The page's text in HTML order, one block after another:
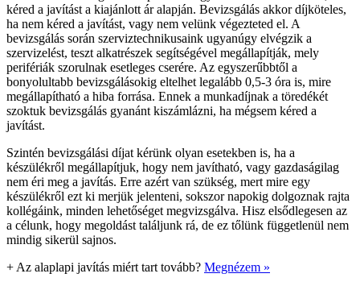
kéred a javítást a kiajánlott ár alapján. Bevizsgálás akkor díjköteles,
ha nem kéred a javítást, vagy nem velünk végezteted el. A
bevizsgálás során szerviztechnikusaink ugyanúgy elvégzik a
szervizelést, teszt alkatrészek segítségével megállapítják, mely
perifériák szorulnak esetleges cserére. Az egyszerűbbtől a
bonyolultabb bevizsgálásokig eltelhet legalább 0,5-3 óra is, mire
megállapítható a hiba forrása. Ennek a munkadíjnak a töredékét
szoktuk bevizsgálás gyanánt kiszámlázni, ha mégsem kéred a
javítást.
Szintén bevizsgálási díjat kérünk olyan esetekben is, ha a
készülékről megállapítjuk, hogy nem javítható, vagy gazdaságilag
nem éri meg a javítás. Erre azért van szükség, mert mire egy
készülékről ezt ki merjük jelenteni, sokszor napokig dolgoznak rajta
kollégáink, minden lehetőséget megvizsgálva. Hisz elsődlegesen az
a célunk, hogy megoldást találjunk rá, de ez tőlünk függetlenül nem
mindig sikerül sajnos.
+ Az alaplapi javítás miért tart tovább? Megnézem »